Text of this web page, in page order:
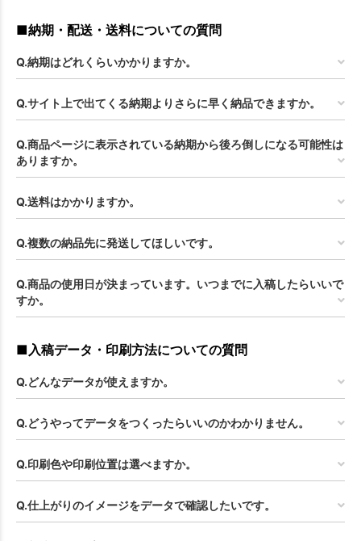
■納期・配送・送料についての質問
Q.納期はどれくらいかかりますか。
Q.サイト上で出てくる納期よりさらに早く納品できますか。
Q.商品ページに表示されている納期から後ろ倒しになる可能性は
ありますか。
Q.送料はかかりますか。
Q.複数の納品先に発送してほしいです。
Q.商品の使用日が決まっています。いつまでに入稿したらいいで
すか。
■入稿データ・印刷方法についての質問
Q.どんなデータが使えますか。
Q.どうやってデータをつくったらいいのかわかりません。
Q.印刷色や印刷位置は選べますか。
Q.仕上がりのイメージをデータで確認したいです。